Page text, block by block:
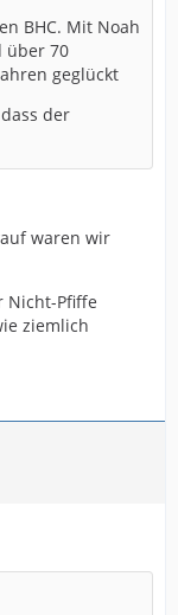
BHC. Mit Noah
über 70
geglückt
der
waren wir
Nicht-Pfiffe
ziemlich